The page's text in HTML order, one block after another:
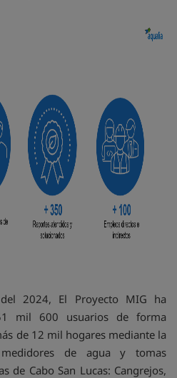
2024, El Proyecto MIG ha
mil 600 usuarios de forma
de 12 mil hogares mediante la
de agua y tomas
de Cabo San Lucas: Cangrejos,